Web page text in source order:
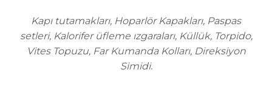
Kapı tutamakları, Hoparlör Kapakları, Paspas
setleri, Kalorifer üfleme ızgaraları, Küllük, Torpido,
Vites Topuzu, Far Kumanda Kolları, Direksiyon
Simidi.